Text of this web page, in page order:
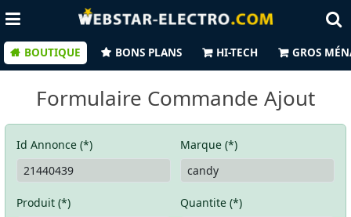
BOUTIQUE BONS PLANS HI-TECH GROS
Formulaire Commande Ajout
Id Annonce (*) Marque (*)
Produit (*) Quantite (*)